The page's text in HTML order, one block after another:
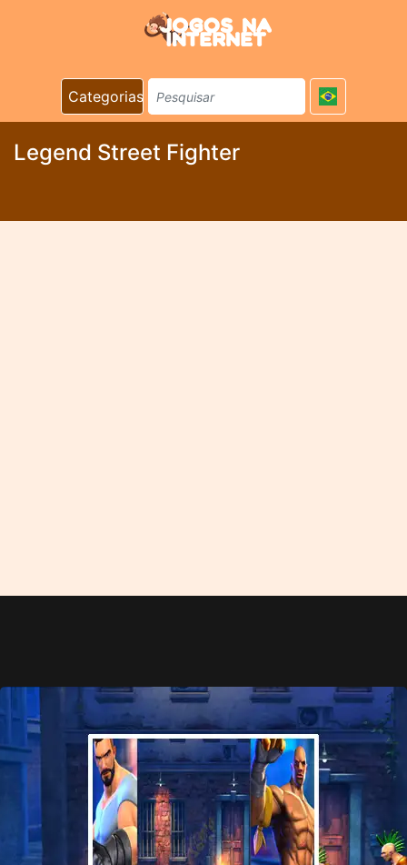
Categorias
Legend Street Fighter